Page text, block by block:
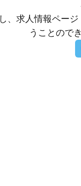
求人情報ペー
うことので